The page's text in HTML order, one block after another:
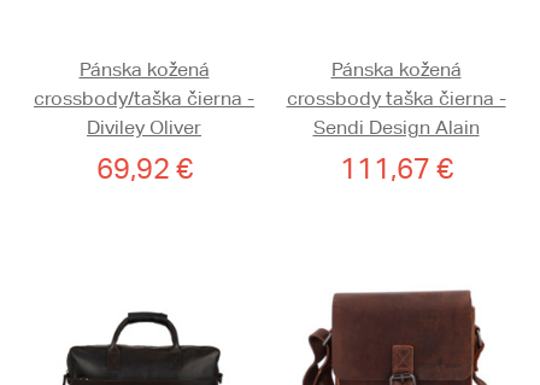
Pánska kožená
crossbody/taška čierna -
Diviley Oliver
69,92 €
Pánska kožená
crossbody taška čierna -
Sendi Design Alain
111,67 €